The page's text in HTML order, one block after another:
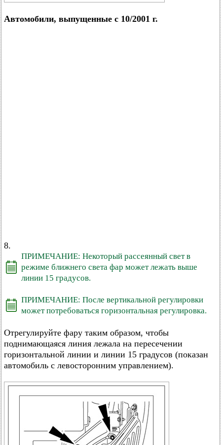
Автомобили, выпущенные с 10/2001 г.
8.
ПРИМЕЧАНИЕ: Некоторый рассеянный свет в
режиме ближнего света фар может лежать выше
линии 15 градусов.
ПРИМЕЧАНИЕ: После вертикальной регулировки
может потребоваться горизонтальная регулировка.
Отрегулируйте фару таким образом, чтобы
поднимающаяся линия лежала на пересечении
горизонтальной линии и линии 15 градусов (показан
автомобиль с левосторонним управлением).